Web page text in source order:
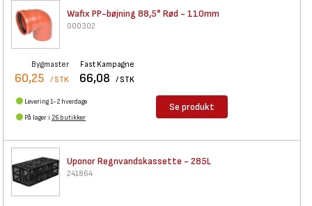
Wafix PP-bøjning 88,5° Rød - 110mm
000302
Bygmaster
60,25 / STK
Fast Kampagne
66,08 / STK
Levering 1-2 hverdage
På lager i 26 butikker
Se produkt
Uponor Regnvandskassette - 285L
241864